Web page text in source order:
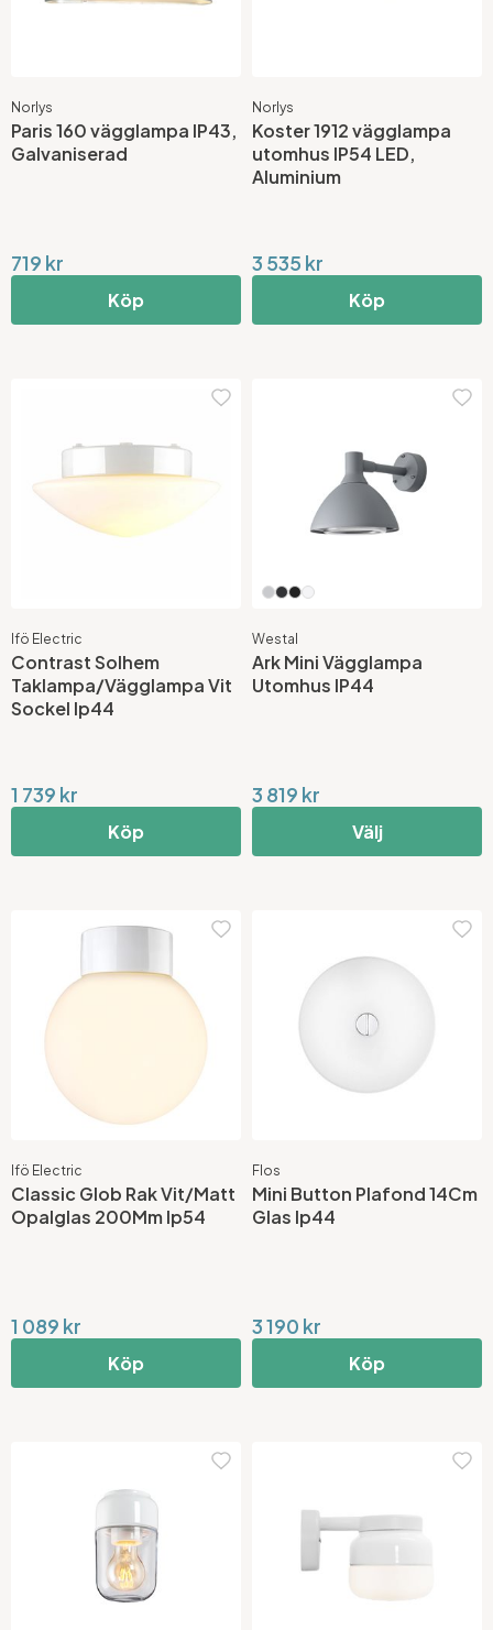
Norlys
Paris 160 vägglampa IP43,
Galvaniserad
719 kr
Köp
Norlys
Koster 1912 vägglampa
utomhus IP54 LED,
Aluminium
3 535 kr
Köp
Ifö Electric
Contrast Solhem
Taklampa/Vägglampa Vit
Sockel Ip44
1 739 kr
Köp
Westal
Ark Mini Vägglampa
Utomhus IP44
3 819 kr
Välj
Ifö Electric
Classic Glob Rak Vit/Matt
Opalglas 200Mm Ip54
1 089 kr
Köp
Flos
Mini Button Plafond 14Cm
Glas Ip44
3 190 kr
Köp